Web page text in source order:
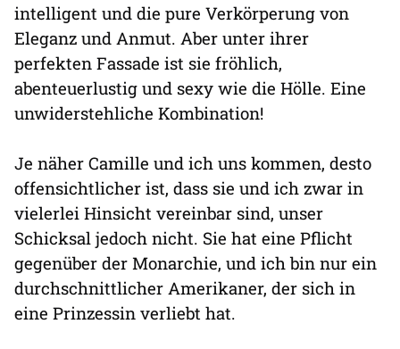
intelligent und die pure Verkörperung von
Eleganz und Anmut. Aber unter ihrer
perfekten Fassade ist sie fröhlich,
abenteuerlustig und sexy wie die Hölle. Eine
unwiderstehliche Kombination!
Je näher Camille und ich uns kommen, desto
offensichtlicher ist, dass sie und ich zwar in
vielerlei Hinsicht vereinbar sind, unser
Schicksal jedoch nicht. Sie hat eine Pflicht
gegenüber der Monarchie, und ich bin nur ein
durchschnittlicher Amerikaner, der sich in
eine Prinzessin verliebt hat.